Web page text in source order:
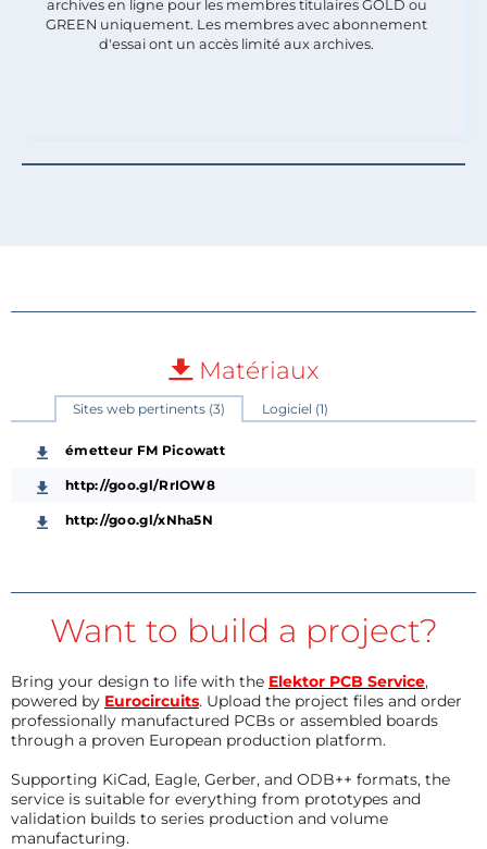
archives en ligne pour les membres titulaires GOLD ou
GREEN uniquement. Les membres avec abonnement
d'essai ont un accès limité aux archives.
Matériaux
Sites web pertinents (3) Logiciel (1)
émetteur FM Picowatt
http://goo.gl/RrIOW8
http://goo.gl/xNha5N
Want to build a project?
Bring your design to life with the Elektor PCB Service,
powered by Eurocircuits. Upload the project files and order
professionally manufactured PCBs or assembled boards
through a proven European production platform.
Supporting KiCad, Eagle, Gerber, and ODB++ formats, the
service is suitable for everything from prototypes and
validation builds to series production and volume
manufacturing.